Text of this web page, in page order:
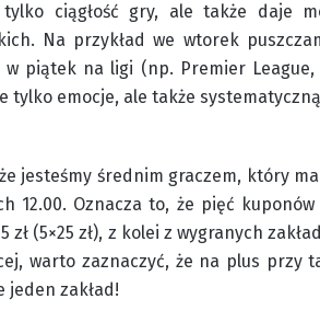
ciągłość gry, ale także daje
Na przykład we wtorek
piątek na ligi (np. Premier League,
tylko emocje, ale także
jesteśmy średnim graczem, który
12.00. Oznacza to, że pięć
(5×25 zł), z kolei z wygranych
warto zaznaczyć, że na plus
jeden zakład!